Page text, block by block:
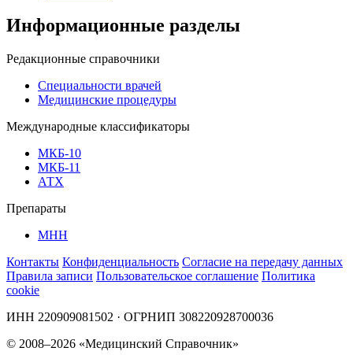
Информационные разделы
Редакционные справочники
Специальности врачей
Медицинские процедуры
Международные классификаторы
МКБ-10
МКБ-11
АТХ
Препараты
МНН
Контакты Конфиденциальность Согласие на передачу данных
Правила записи Пользовательское соглашение Политика
cookie
ИНН 220909081502 · ОГРНИП 308220928700036
© 2008–2026 «Медицинский Справочник»